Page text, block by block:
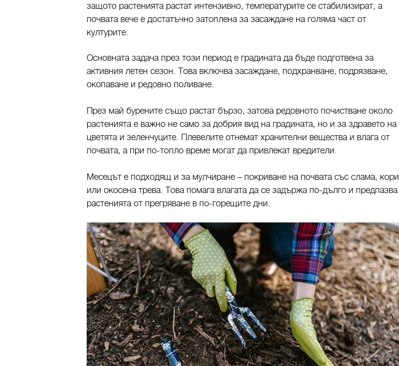
защото растенията растат интензивно, температурите се стабилизират, а
почвата вече е достатъчно затоплена за засаждане на голяма част от
културите.
Основната задача през този период е градината да бъде подготвена за
активния летен сезон. Това включва засаждане, подхранване, подрязване,
окопаване и редовно поливане.
През май бурените също растат бързо, затова редовното почистване около
растенията е важно не само за добрия вид на градината, но и за здравето на
цветята и зеленчуците. Плевелите отнемат хранителни вещества и влага от
почвата, а при по-топло време могат да привлекат вредители.
Месецът е подходящ и за мулчиране – покриване на почвата със слама, кори
или окосена трева. Това помага влагата да се задържа по-дълго и предпазва
растенията от прегряване в по-горещите дни.